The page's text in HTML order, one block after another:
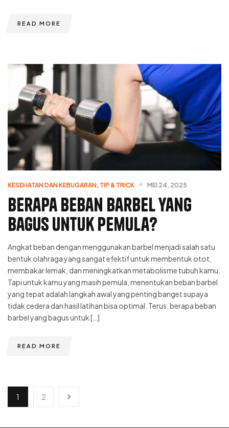
READ MORE
KESEHATAN DAN KEBUGARAN, TIP & TRICK MEI 24, 2025
Berapa Beban Barbel yang
Bagus untuk Pemula?
Angkat beban dengan menggunakan barbel menjadi salah satu
bentuk olahraga yang sangat efektif untuk membentuk otot,
membakar lemak, dan meningkatkan metabolisme tubuh kamu.
Tapi untuk kamu yang masih pemula, menentukan beban barbel
yang tepat adalah langkah awal yang penting banget supaya
tidak cedera dan hasil latihan bisa optimal. Terus, berapa beban
barbel yang bagus untuk […]
READ MORE
1 2